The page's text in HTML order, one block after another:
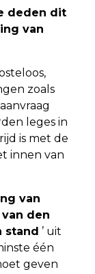
deden dit
van
zoals
leges in
is met de
innen van
van
den
stand ’ uit
één
geven